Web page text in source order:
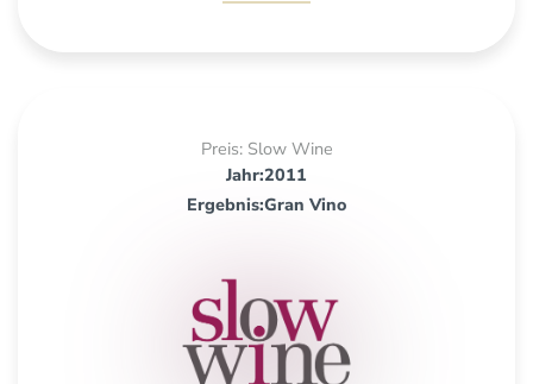
Preis: Slow Wine
Jahr:2011
Ergebnis:Gran Vino